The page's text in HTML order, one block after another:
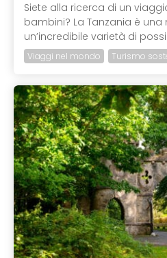
Siete alla ricerca di un
bambini? La Tanzania è
un’incredibile varietà di
Viaggi nel mondo Turismo